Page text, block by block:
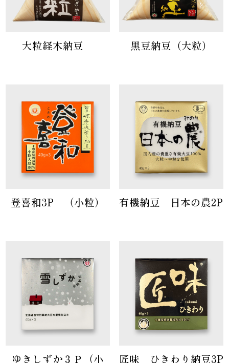
大粒経木納豆 黒豆納豆（大粒）
登喜和3P （小粒） 有機納豆 日本の農2P
ゆきしずか３Ｐ（小 匠味 ひきわり納豆3P